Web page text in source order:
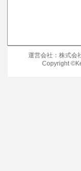
運営会社：株式会
Copyright